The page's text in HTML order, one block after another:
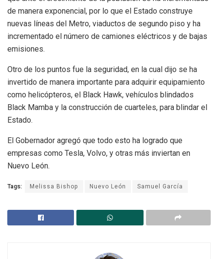
de manera exponencial, por lo que el Estado construye
nuevas líneas del Metro, viaductos de segundo piso y ha
incrementado el número de camiones eléctricos y de bajas
emisiones.
Otro de los puntos fue la seguridad, en la cual dijo se ha
invertido de manera importante para adquirir equipamiento
como helicópteros, el Black Hawk, vehículos blindados
Black Mamba y la construcción de cuarteles, para blindar el
Estado.
El Gobernador agregó que todo esto ha logrado que
empresas como Tesla, Volvo, y otras más inviertan en
Nuevo León.
Tags: Melissa Bishop Nuevo León Samuel García